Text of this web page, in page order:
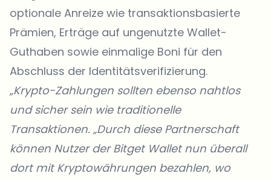
optionale Anreize wie transaktionsbasierte
Prämien, Erträge auf ungenutzte Wallet-
Guthaben sowie einmalige Boni für den
Abschluss der Identitätsverifizierung.
„Krypto-Zahlungen sollten ebenso nahtlos
und sicher sein wie traditionelle
Transaktionen. „Durch diese Partnerschaft
können Nutzer der Bitget Wallet nun überall
dort mit Kryptowährungen bezahlen, wo